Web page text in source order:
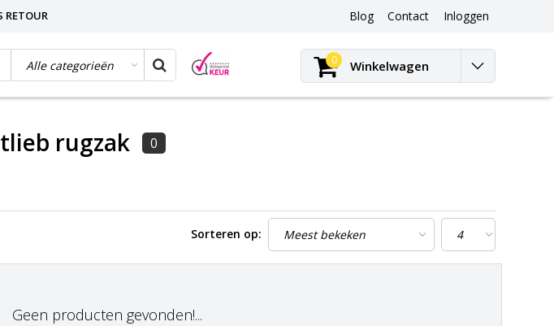
RETOUR Blog
Blog
Contact Inloggen
0 Winkelwagen
rugzak 0
Sorteren op:
Geen producten gevonden!...